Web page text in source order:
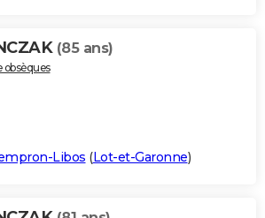
(85 ans)
Libos (Lot-et-Garonne)